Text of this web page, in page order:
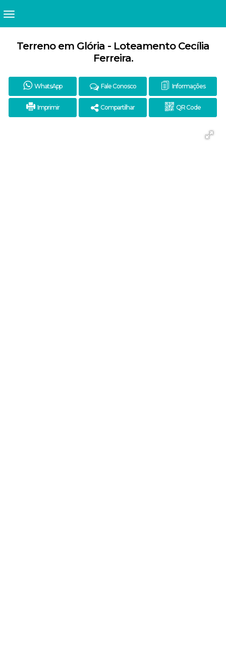
Terreno em Glória - Loteamento Cecília
Ferreira.
WhatsApp Fale Conosco Informações
Imprimir Compartilhar QR Code